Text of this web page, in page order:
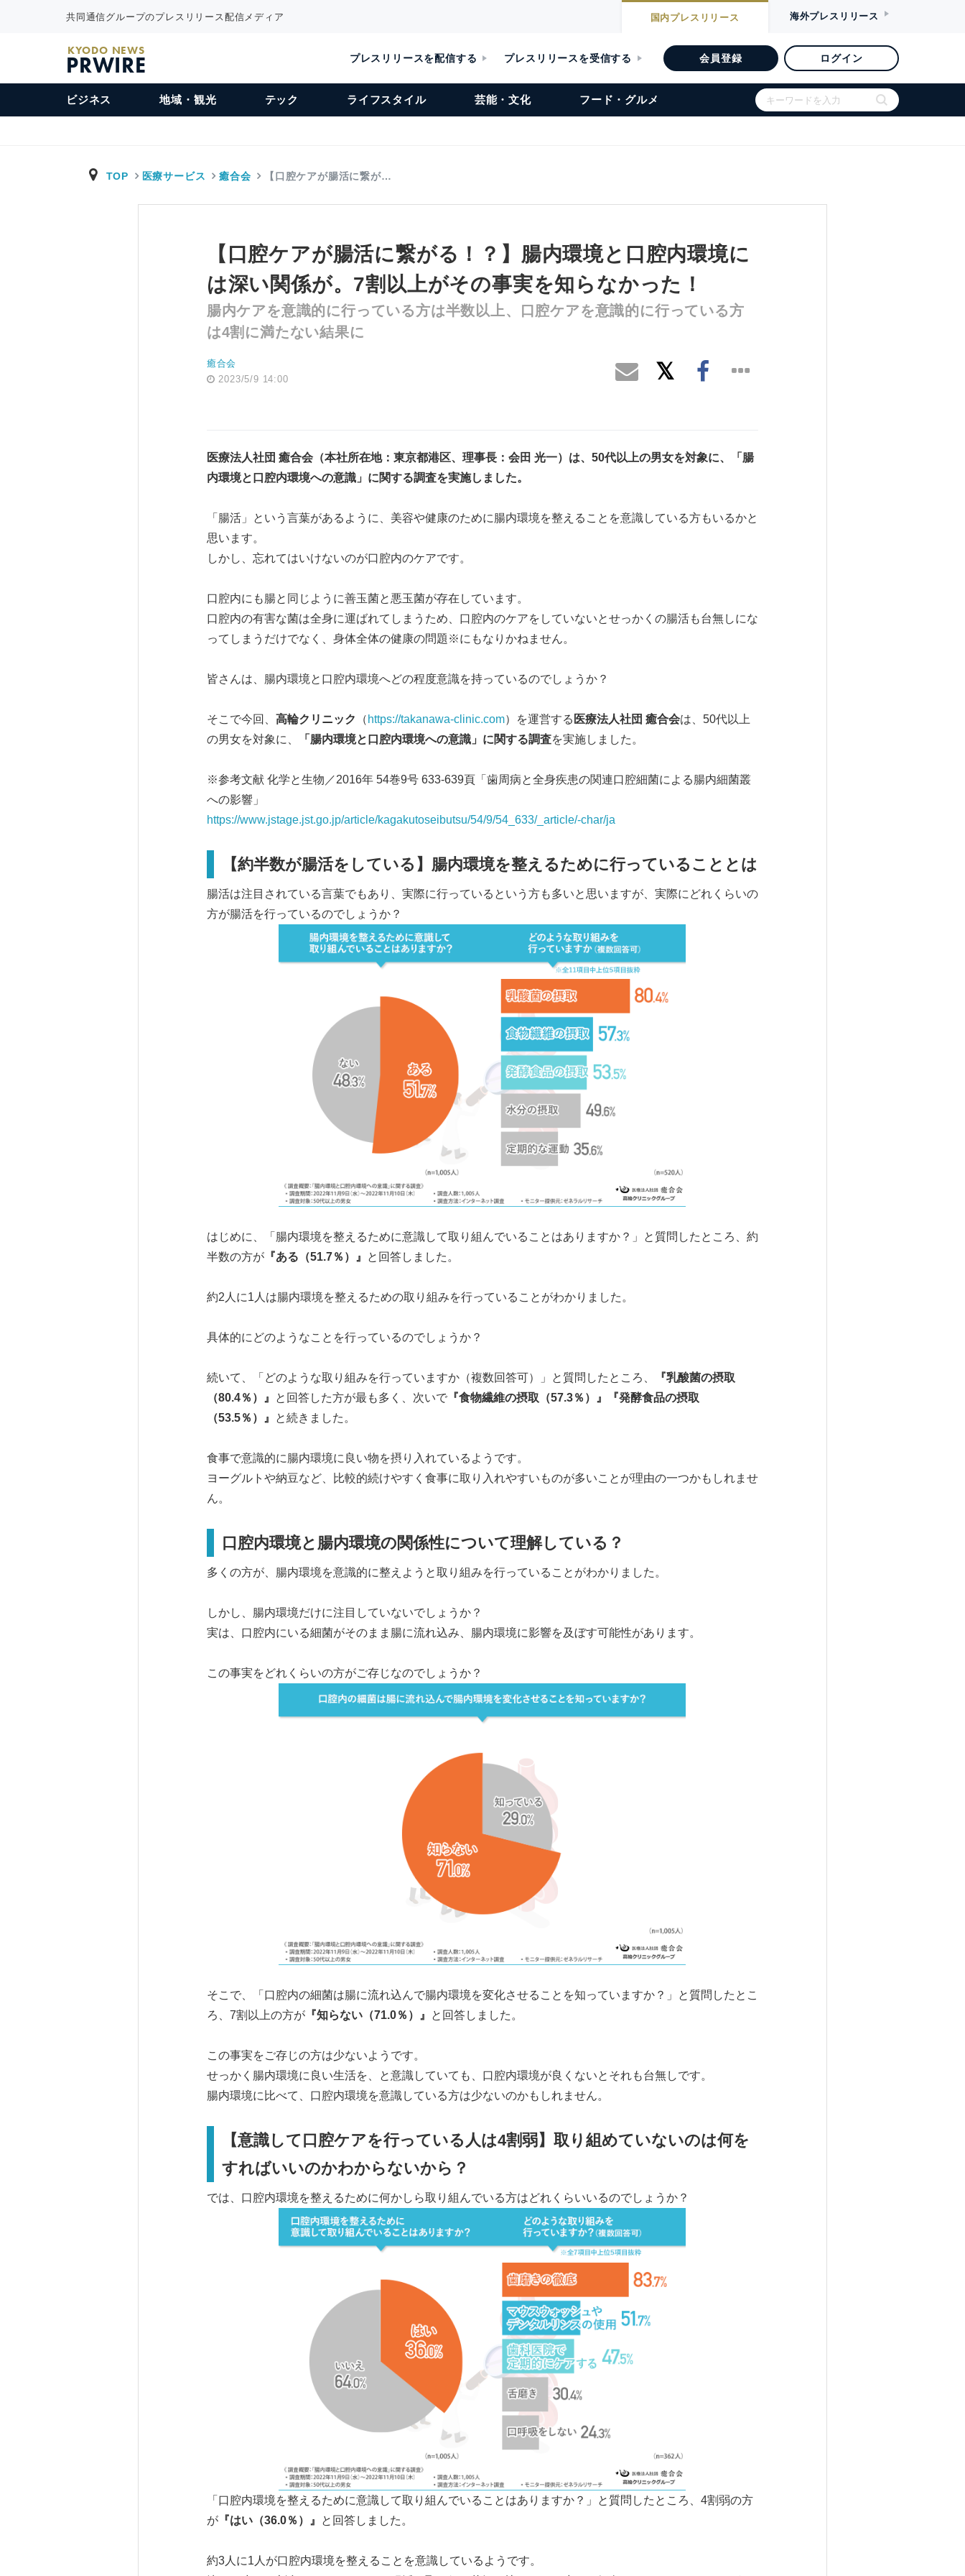
共同通信グループのプレスリリース配信メディア 国内プレスリリース 海外プレスリリース
KYODO NEWS
PRWIRE プレスリリースを配信する プレスリリースを受信する 会員登録 ログイン
ビジネス 地域・観光 テック ライフスタイル 芸能・文化 フード・グルメ
TOP 医療サービス 癒合会 【口腔ケアが腸活に繋が…
【口腔ケアが腸活に繋がる！？】腸内環境と口腔内環境に
は深い関係が。7割以上がその事実を知らなかった！
腸内ケアを意識的に行っている方は半数以上、口腔ケアを意識的に行っている方
は4割に満たない結果に
癒合会
2023/5/9 14:00
医療法人社団 癒合会（本社所在地：東京都港区、理事長：会田 光一）は、 50代以上の男女を対象に、「腸
内環境と口腔内環境への意識」に関する調査を実施しました。
「腸活」という言葉があるように、美容や健康のために腸内環境を整えることを意識している方もいるかと
思います。
しかし、忘れてはいけないのが口腔内のケアです。
口腔内にも腸と同じように善玉菌と悪玉菌が存在しています。
口腔内の有害な菌は全身に運ばれてしまうため、口腔内のケアをしていないとせっかくの腸活も台無しにな
ってしまうだけでなく、身体全体の健康の問題※にもなりかねません。
皆さんは、腸内環境と口腔内環境へどの程度意識を持っているのでしょうか？
そこで今回、 高輪クリニック （ https://takanawa-clinic.com）を運営する 医療法人社団 癒合会は、50代以上
の男女を対象に、
「腸内環境と口腔内環境への意識」に関する調査を実施しました。
※参考文献 化学と生物／2016年 54巻9号 633‐639頁「歯周病と全身疾患の関連口腔細菌による腸内細菌叢
への影響」
https://www.jstage.jst.go.jp/article/kagakutoseibutsu/54/9/54_633/_article/-char/ja
【約半数が腸活をしている】腸内環境を整えるために行っていることとは
腸活は注目されている言葉でもあり、実際に行っているという方も多いと思いますが、実際にどれくらいの
方が腸活を行っているのでしょうか？
はじめに、「腸内環境を整えるために意識して取り組んでいることはありますか？」と質問したところ、約
半数の方が『ある（51.7％）』 と回答しました。
約2人に1人は腸内環境を整えるための取り組みを行っていることがわかりました。
具体的にどのようなことを行っているのでしょうか？
続いて、「どのような取り組みを行っていますか（複数回答可）」と質問したところ、
『乳酸菌の摂取
（80.4％）』 と回答した方が最も多く、次いで『食物繊維の摂取（57.3％）』『発酵食品の摂取
（53.5％）』 と続きました。
食事で意識的に腸内環境に良い物を摂り入れているようです。
ヨーグルトや納豆など、比較的続けやすく食事に取り入れやすいものが多いことが理由の一つかもしれませ
ん。
口腔内環境と腸内環境の関係性について理解している？
多くの方が、腸内環境を意識的に整えようと取り組みを行っていることがわかりました。
しかし、腸内環境だけに注目していないでしょうか？
実は、口腔内にいる細菌がそのまま腸に流れ込み、腸内環境に影響を及ぼす可能性があります。
この事実をどれくらいの方がご存じなのでしょうか？
そこで、「口腔内の細菌は腸に流れ込んで腸内環境を変化させることを知っていますか？」と質問したとこ
ろ、7割以上の方が『知らない（71.0％）』 と回答しました。
この事実をご存じの方は少ないようです。
せっかく腸内環境に良い生活を、と意識していても、口腔内環境が良くないとそれも台無しです。
腸内環境に比べて、口腔内環境を意識している方は少ないのかもしれません。
【意識して口腔ケアを行っている人は4割弱】取り組めていないのは何を
すればいいのかわからないから？
では、口腔内環境を整えるために何かしら取り組んでいる方はどれくらいいるのでしょうか？
「口腔内環境を整えるために意識して取り組んでいることはありますか？」と質問したところ、4割弱の方
が『はい（36.0％）』 と回答しました。
約3人に1人が口腔内環境を整えることを意識しているようです。
English